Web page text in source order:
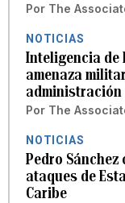
Por The
NOTICIAS
Inteligencia de
amenaza
administración
Por The
NOTICIAS
Pedro
ataques de
Caribe